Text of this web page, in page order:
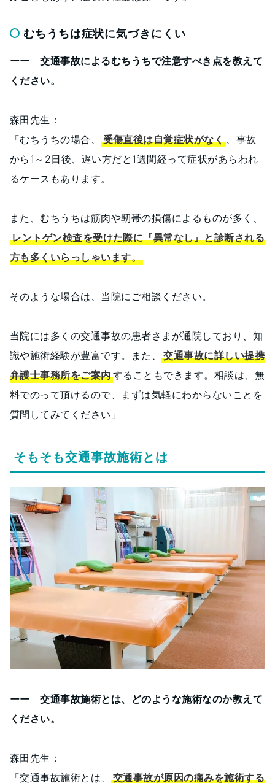
むちうちは症状に気づきにくい
ーー 交通事故によるむちうちで注意すべき点を教えて
ください。
森田先生：
「むちうちの場合、受傷直後は自覚症状がなく
、事故
から1～2日後、遅い方だと1週間経って症状があらわれ
るケースもあります。
また、むちうちは筋肉や靭帯の損傷によるものが多く、
レントゲン検査を受けた際に『異常なし』と診断される
方も多くいらっしゃいます。
そのような場合は、当院にご相談ください。
当院には多くの交通事故の患者さまが通院しており、知
識や施術経験が豊富です。また、交通事故に詳しい提携
弁護士事務所をご案内することもできます。相談は、無
料でのって頂けるので、まずは気軽にわからないことを
質問してみてください」
そもそも交通事故施術とは
ーー 交通事故施術とは、どのような施術なのか教えて
ください。
森田先生：
「交通事故施術とは、
交通事故が原因の痛みを施術する